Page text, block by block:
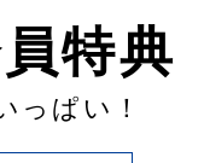
特典
っぱい！